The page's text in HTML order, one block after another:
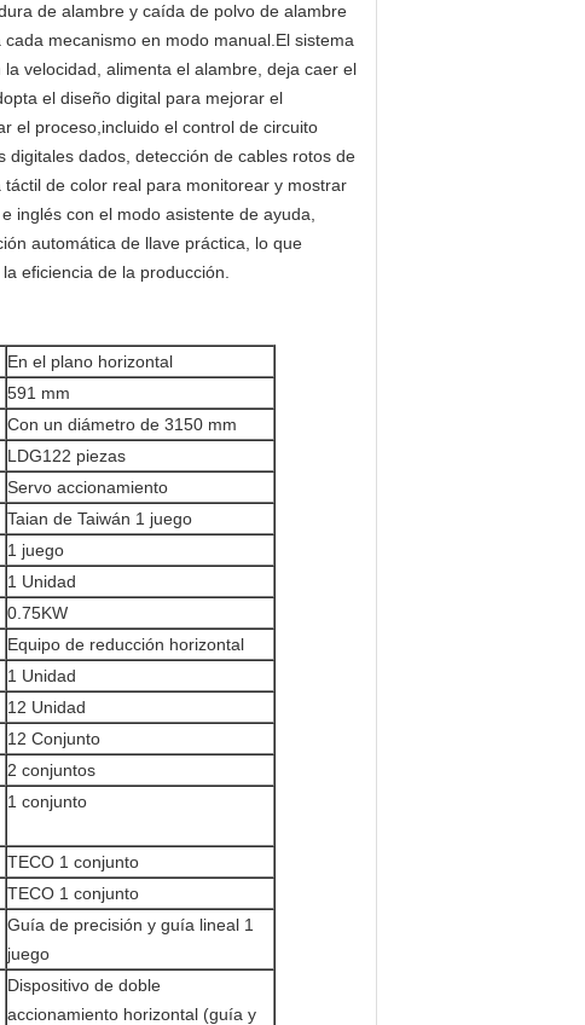
de alambre y caída de polvo de alambre
mecanismo en modo manual.El sistema
velocidad, alimenta el alambre, deja caer el
el diseño digital para mejorar el
el proceso,incluido el control de circuito
dados, detección de cables rotos de
de color real para monitorear y mostrar
inglés con el modo asistente de ayuda,
automática de llave práctica, lo que
eficiencia de la producción.
En el plano horizontal
591 mm
Con un diámetro de 3150 mm
LDG122 piezas
Servo accionamiento
Taian de Taiwán 1 juego
1 juego
1 Unidad
0.75KW
Equipo de reducción horizontal
1 Unidad
12 Unidad
12 Conjunto
2 conjuntos
1 conjunto
TECO 1 conjunto
TECO 1 conjunto
Guía de precisión y guía lineal 1
juego
Dispositivo de doble
accionamiento horizontal (guía y